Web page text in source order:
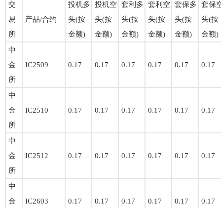
交
易
所
产品/合约
投机多
头(按
金额)
投机空
头(按
金额)
套利多
头(按
金额)
套利空
头(按
金额)
套保多
头(按
金额)
套保
头(按
金额)
中
金
所
IC2509 0.17 0.17 0.17 0.17 0.17 0.17
中
金
所
IC2510 0.17 0.17 0.17 0.17 0.17 0.17
中
金
所
IC2512 0.17 0.17 0.17 0.17 0.17 0.17
中
金
IC2603 0.17 0.17 0.17 0.17 0.17 0.17